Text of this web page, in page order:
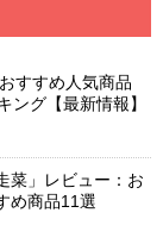
すすめ人気商品
ング【最新情報】
菜」レビュー：お
め商品11選